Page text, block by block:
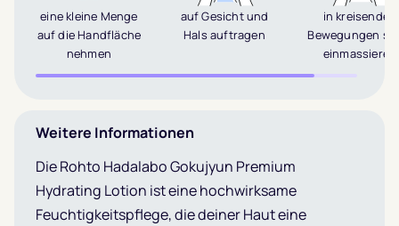
eine kleine Menge
auf die Handfläche
nehmen
auf Gesicht und
Hals auftragen
in kreisenden
Bewegungen
einmassieren
Weitere Informationen
Die Rohto Hadalabo Gokujyun Premium
Hydrating Lotion ist eine hochwirksame
Feuchtigkeitspflege, die deiner Haut eine